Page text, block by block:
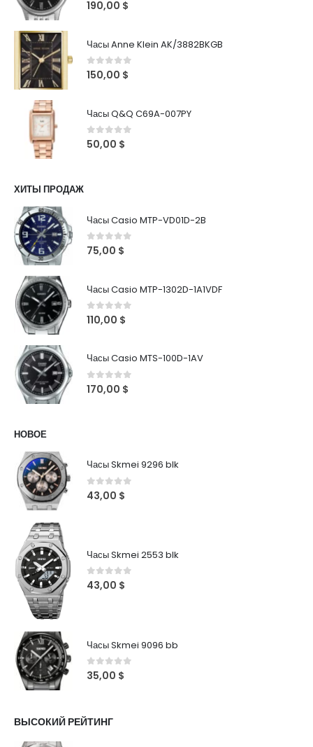
0out of 5
190,00 $
Часы Anne Klein AK/3882BKGB
0out of 5
150,00 $
Часы Q&Q C69A-007PY
0out of 5
50,00 $
ХИТЫ ПРОДАЖ
Часы Casio MTP-VD01D-2B
0out of 5
75,00 $
Часы Casio MTP-1302D-1A1VDF
0out of 5
110,00 $
Часы Casio MTS-100D-1AV
0out of 5
170,00 $
НОВОЕ
Часы Skmei 9296 blk
0 out of 5
43,00 $
Часы Skmei 2553 blk
0 out of 5
43,00 $
Часы Skmei 9096 bb
0out of 5
35,00 $
ВЫСОКИЙ РЕЙТИНГ